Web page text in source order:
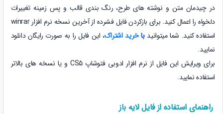
در چیدمان متن و نوشته های طرح، رنگ بندی قالب و پس زمینه تغییرات
دلخواه را اعمال کنید. برای بازکردن فایل فشرده از آخرین نسخه نرم افزار winrar
استفاده کنید. شما میتوانید باخرید اشتراک، این فایل را به صورت رایگان دانلود
نمایید.
برای ویرایش این فایل از نرم افزار ادوبی فتوشاپ CS5 و یا نسخه های بالاتر
استفاده نمایید.
راهنمای استفاده از فایل لایه باز